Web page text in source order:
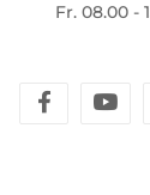
Fr. 08.00 -
facebook